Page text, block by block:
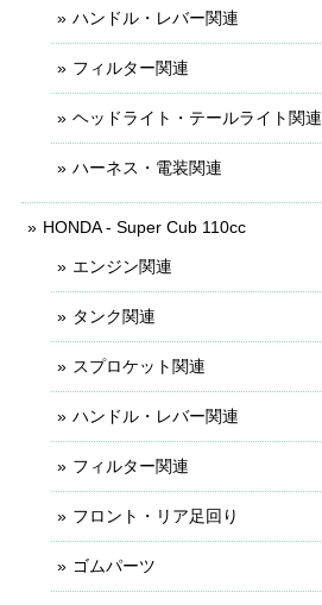
ハンドル・レバー関連
フィルター関連
ヘッドライト・テールライト関連
ハーネス・電装関連
HONDA - Super Cub 110cc
エンジン関連
タンク関連
スプロケット関連
ハンドル・レバー関連
フィルター関連
フロント・リア足回り
ゴムパーツ